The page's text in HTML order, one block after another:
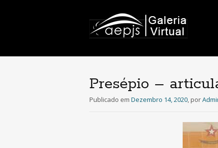
Presépio –
Publicado em Dezembro 14, 2020, por